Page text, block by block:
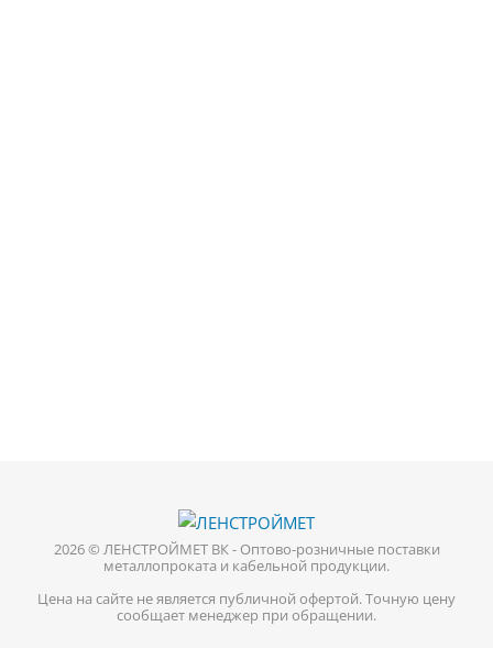
2026 © ЛЕНСТРОЙМЕТ ВК - Оптово-розничные поставки
металлопроката и кабельной продукции.
Цена на сайте не является публичной офертой. Точную цену
сообщает менеджер при обращении.